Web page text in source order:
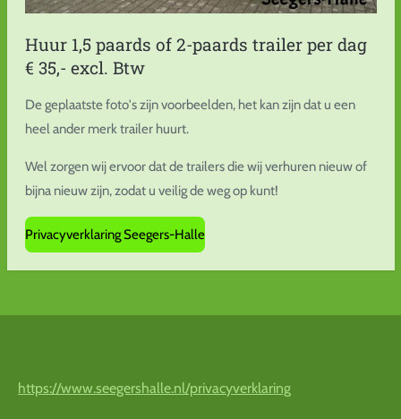
Huur 1,5 paards of 2-paards trailer per dag
€ 35,- excl. Btw
De geplaatste foto's zijn voorbeelden, het kan zijn dat u een
heel ander merk trailer huurt.
Wel zorgen wij ervoor dat de trailers die wij verhuren nieuw of
bijna nieuw zijn, zodat u veilig de weg op kunt!
Privacyverklaring Seegers-Halle
https://www.seegershalle.nl/privacyverklaring